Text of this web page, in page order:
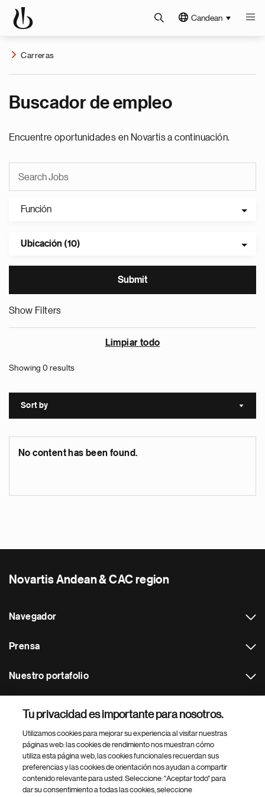
Candean
Carreras
Buscador de empleo
Encuentre oportunidades en Novartis a continuación.
Función
Ubicación (10)
Show Filters
Limpiar todo
Showing 0 results
Sort by Sort
No content has been found.
Novartis Andean & CAC region
Navegador
Prensa
Nuestro portafolio
Footer Site Search
Tu privacidad es importante para nosotros.
Utilizamos cookies para mejorar su experiencia al visitar nuestras
páginas web: las cookies de rendimiento nos muestran cómo
utiliza esta página web, las cookies funcionales recuerdan sus
preferencias y las cookies de orientación nos ayudan a compartir
contenido relevante para usted. Seleccione: "Aceptar todo" para
dar su consentimiento a todas las cookies, seleccione